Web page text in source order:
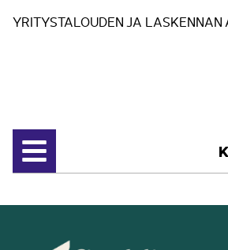
YRITYSTALOUDEN JA LASKENNAN
Avaa valikko